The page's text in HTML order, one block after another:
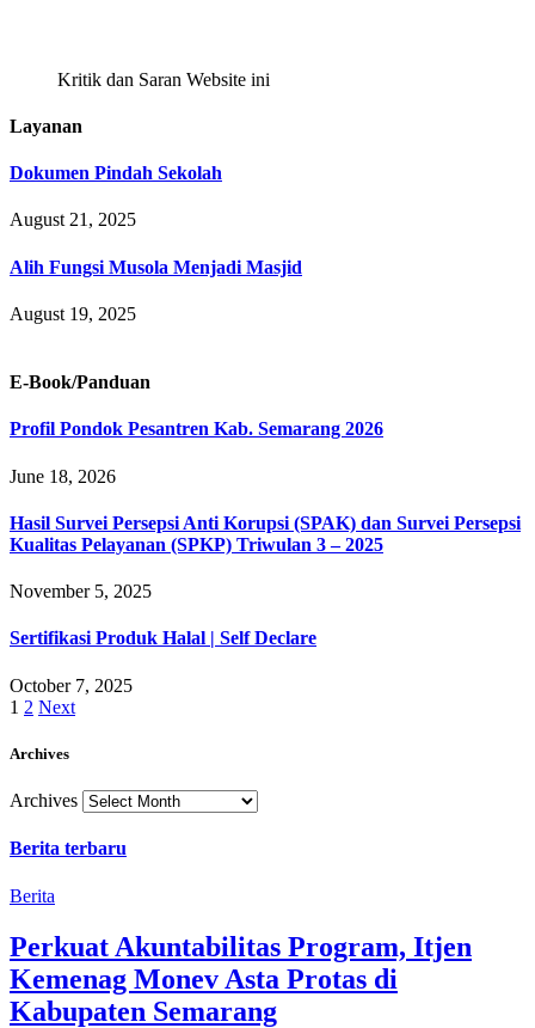
Kritik dan Saran Website ini
Layanan
Dokumen Pindah Sekolah
August 21, 2025
Alih Fungsi Musola Menjadi Masjid
August 19, 2025
E-Book/Panduan
Profil Pondok Pesantren Kab. Semarang 2026
June 18, 2026
Hasil Survei Persepsi Anti Korupsi (SPAK) dan Survei Persepsi
Kualitas Pelayanan (SPKP) Triwulan 3 – 2025
November 5, 2025
Sertifikasi Produk Halal | Self Declare
October 7, 2025
1 2 Next
Archives
Archives
Berita terbaru
Berita
Perkuat Akuntabilitas Program, Itjen
Kemenag Monev Asta Protas di
Kabupaten Semarang